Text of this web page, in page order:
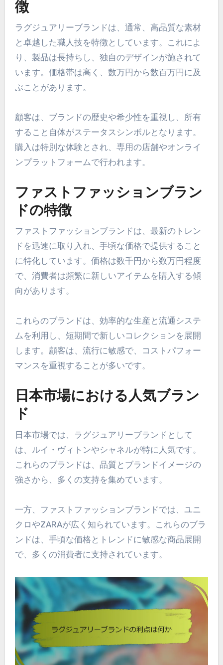
徴
ラグジュアリーブランドは、通常、高品質な素材
と卓越した職人技を特徴としています。これによ
り、製品は長持ちし、独自のデザインが施されて
います。価格帯は高く、数万円から数百万円に及
ぶことがあります。
顧客は、ブランドの歴史や希少性を重視し、所有
すること自体がステータスシンボルとなります。
購入は特別な体験とされ、専用の店舗やオンライ
ンプラットフォームで行われます。
ファストファッションブラン
ドの特徴
ファストファッションブランドは、最新のトレン
ドを迅速に取り入れ、手頃な価格で提供すること
に特化しています。価格は数千円から数万円程度
で、消費者は頻繁に新しいアイテムを購入する傾
向があります。
これらのブランドは、効率的な生産と流通システ
ムを利用し、短期間で新しいコレクションを展開
します。顧客は、流行に敏感で、コストパフォー
マンスを重視することが多いです。
日本市場における人気ブラン
ド
日本市場では、ラグジュアリーブランドとして
は、ルイ・ヴィトンやシャネルが特に人気です。
これらのブランドは、品質とブランドイメージの
強さから、多くの支持を集めています。
一方、ファストファッションブランドでは、ユニ
クロやZARAが広く知られています。これらのブラ
ンドは、手頃な価格とトレンドに敏感な商品展開
で、多くの消費者に支持されています。